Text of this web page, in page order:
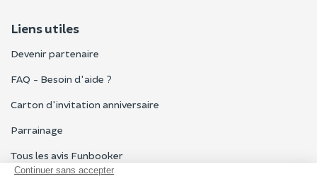
Liens utiles
Devenir partenaire
FAQ - Besoin d'aide ?
Carton d'invitation anniversaire
Parrainage
Tous les avis Funbooker